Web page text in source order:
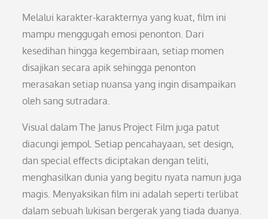
Melalui karakter-karakternya yang kuat, film ini
mampu menggugah emosi penonton. Dari
kesedihan hingga kegembiraan, setiap momen
disajikan secara apik sehingga penonton
merasakan setiap nuansa yang ingin disampaikan
oleh sang sutradara.
Visual dalam The Janus Project Film juga patut
diacungi jempol. Setiap pencahayaan, set design,
dan special effects diciptakan dengan teliti,
menghasilkan dunia yang begitu nyata namun juga
magis. Menyaksikan film ini adalah seperti terlibat
dalam sebuah lukisan bergerak yang tiada duanya.